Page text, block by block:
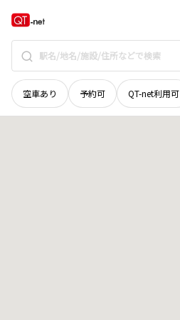
空車あり 予約可 QT-net利用可
富山県